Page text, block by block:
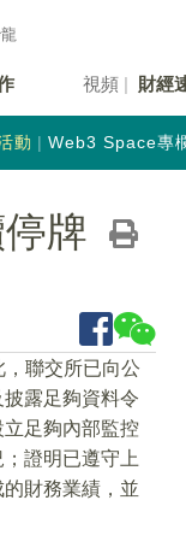
視頻 財經
動 Web3 Space專
牌
聯交所已向公
露足夠資料令
足夠內部監控
證明已遵守上
財務業績，並